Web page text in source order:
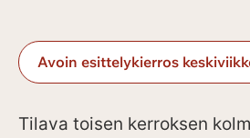
Avoin esittelykierros
Tilava toisen kerroksen